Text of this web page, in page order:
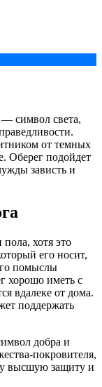
символ света,
от темных
Оберег подойдет
зависть и
хотя это
его носит,
помыслы
хорошо иметь с
вдалеке от дома.
поддержать
добра и
покровителя,
высшую защиту и